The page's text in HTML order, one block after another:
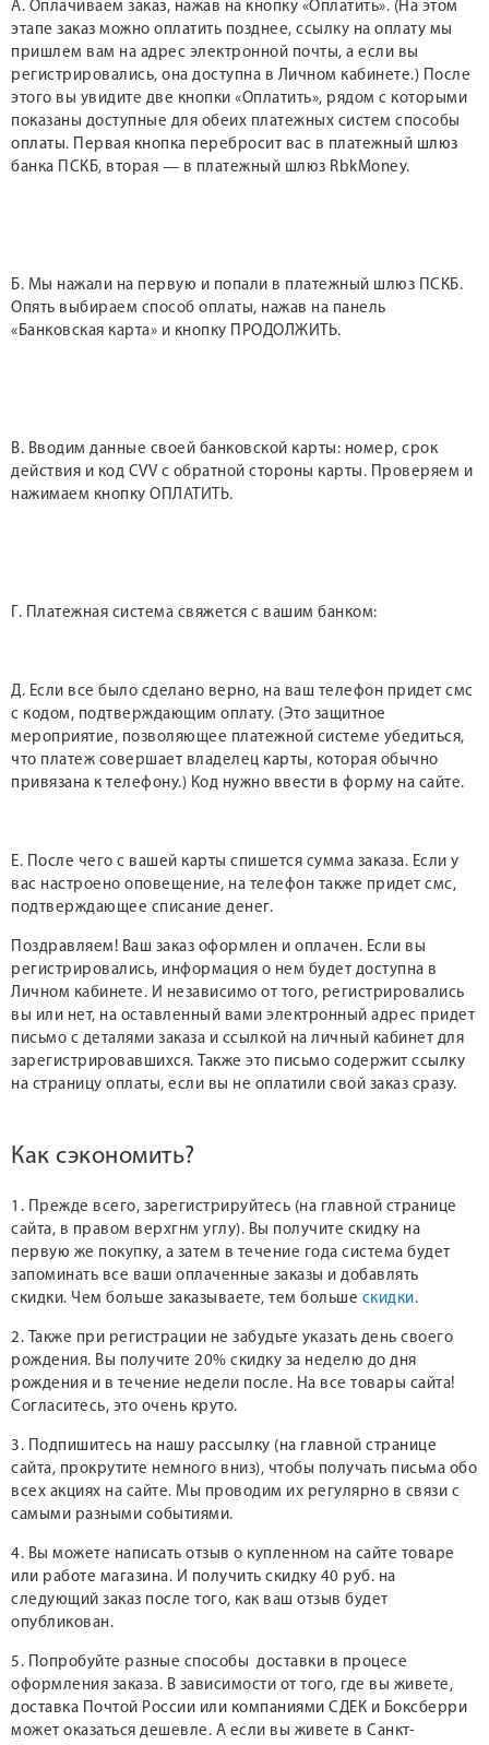
А. Оплачиваем заказ, нажав на кнопку «Оплатить». (На этом
этапе заказ можно оплатить позднее, ссылку на оплату мы
пришлем вам на адрес электронной почты, а если вы
регистрировались, она доступна в Личном кабинете.) После
этого вы увидите две кнопки «Оплатить», рядом с которыми
показаны доступные для обеих платежных систем способы
оплаты. Первая кнопка перебросит вас в платежный шлюз
банка ПСКБ, вторая — в платежный шлюз RbkMoney.
Б. Мы нажали на первую и попали в платежный шлюз ПСКБ.
Опять выбираем способ оплаты, нажав на панель
«Банковская карта» и кнопку ПРОДОЛЖИТЬ.
В. Вводим данные своей банковской карты: номер, срок
действия и код CVV с обратной стороны карты. Проверяем и
нажимаем кнопку ОПЛАТИТЬ.
Г. Платежная система свяжется с вашим банком:
Д. Если все было сделано верно, на ваш телефон придет смс
с кодом, подтверждающим оплату. (Это защитное
мероприятие, позволяющее платежной системе убедиться,
что платеж совершает владелец карты, которая обычно
привязана к телефону.) Код нужно ввести в форму на сайте.
Е. После чего с вашей карты спишется сумма заказа. Если у
вас настроено оповещение, на телефон также придет смс,
подтверждающее списание денег.
Поздравляем! Ваш заказ оформлен и оплачен. Если вы
регистрировались, информация о нем будет доступна в
Личном кабинете. И независимо от того, регистрировались
вы или нет, на оставленный вами электронный адрес придет
письмо с деталями заказа и ссылкой на личный кабинет для
зарегистрировавшихся. Также это письмо содержит ссылку
на страницу оплаты, если вы не оплатили свой заказ сразу.
Как сэкономить?
1. Прежде всего, зарегистрируйтесь (на главной странице
сайта, в правом верхгнм углу). Вы получите скидку на
первую же покупку, а затем в течение года система будет
запоминать все ваши оплаченные заказы и добавлять
скидки. Чем больше заказываете, тем больше скидки.
2. Также при регистрации не забудьте указать день своего
рождения. Вы получите 20% скидку за неделю до дня
рождения и в течение недели после. На все товары сайта!
Согласитесь, это очень круто.
3. Подпишитесь на нашу рассылку (на главной странице
сайта, прокрутите немного вниз), чтобы получать письма обо
всех акциях на сайте. Мы проводим их регулярно в связи с
самыми разными событиями.
4. Вы можете написать отзыв о купленном на сайте товаре
или работе магазина. И получить скидку 40 руб. на
следующий заказ после того, как ваш отзыв будет
опубликован.
5. Попробуйте разные способы доставки в процесе
оформления заказа. В зависимости от того, где вы живете,
доставка Почтой России или компаниями СДЕК и Боксберри
может оказаться дешевле. А если вы живете в Санкт-